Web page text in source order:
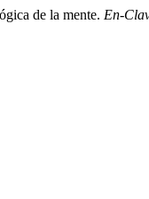
de la mente. En-